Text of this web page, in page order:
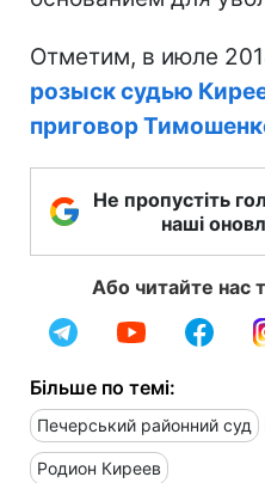
Отметим, в июле
розыск судью
приговор
Не пропустіть
наші
Або читайте нас
Більше по темі:
Печерський районний суд
Родион Киреев